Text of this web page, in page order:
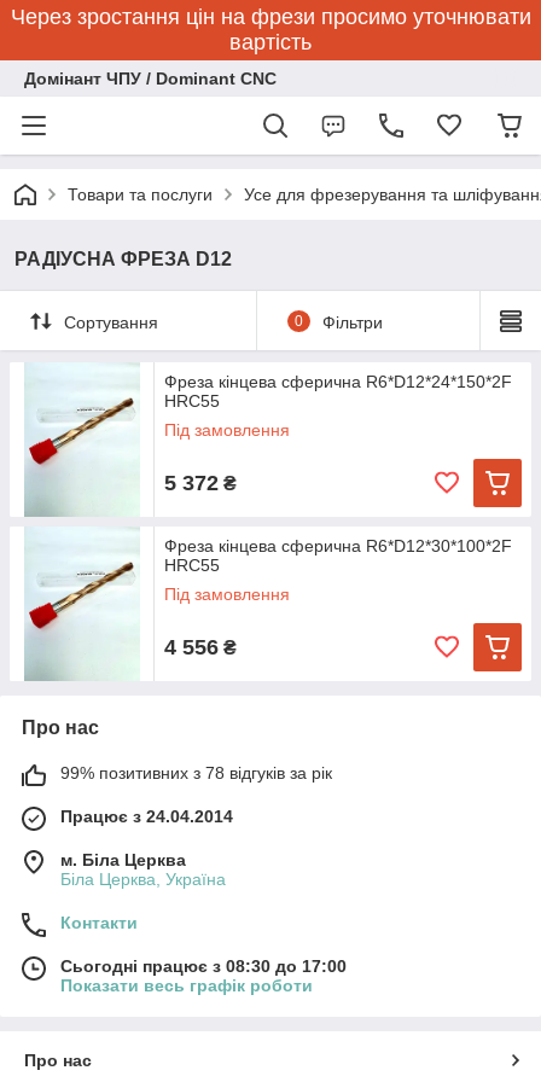
Через зростання цін на фрези просимо уточнювати
вартість
Домінант ЧПУ / Dominant CNC
Товари та послуги Усе для фрезерування та
РАДІУСНА ФРЕЗА D12
Сортування 0 Фільтри
Фреза кінцева сферична R6*D12*24*150*2F
HRC55
Під замовлення
5 372 ₴
Фреза кінцева сферична R6*D12*30*100*2F
HRC55
Під замовлення
4 556 ₴
Про нас
99% позитивних з 78 відгуків за рік
Працює з 24.04.2014
м. Біла Церква
Біла Церква, Україна
Контакти
Сьогодні працює з 08:30 до 17:00
Показати весь графік роботи
Про нас